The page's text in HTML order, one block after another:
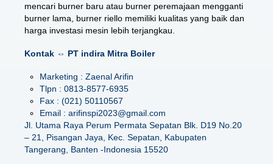
mencari burner baru atau burner peremajaan mengganti
burner lama, burner riello memiliki kualitas yang baik dan
harga investasi mesin lebih terjangkau.
Kontak ⇔ PT indira Mitra Boiler
Marketing : Zaenal Arifin
Tlpn : 0813-8577-6935
Fax : (021) 50110567
Email : arifinspi2023@gmail.com
Jl. Utama Raya Perum Permata Sepatan Blk. D19 No.20
– 21, Pisangan Jaya, Kec. Sepatan, Kabupaten
Tangerang, Banten -Indonesia 15520